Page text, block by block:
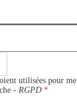
utilisées pour me
-RGPD